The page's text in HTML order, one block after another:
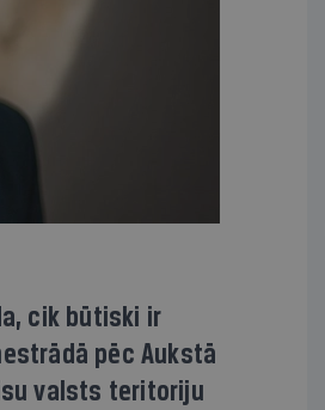
cik būtiski ir
pēc Aukstā
valsts teritoriju